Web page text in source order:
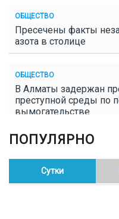
ОБЩЕСТВО
Пресечены факты
азота в столице
ОБЩЕСТВО
В Алматы задержан
преступной среды по
вымогательстве
ОБЩЕСТВО
Полицейские
конопли в Таразе
ПОПУЛЯРНО
Сутки